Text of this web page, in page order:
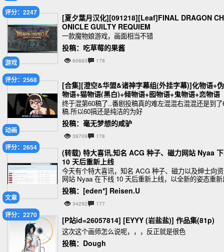
游戏
评分：2247
[夏夕葉月汉化][091218][Leaf]FINAL DRAGON
ONICLE GUILTY REQUIEM
一款魔物娘游戏，画面相当不错
投稿：吃草莓的果酱
60663 178
动画
评分：2568
[合集][澄空&华盟&诸神字幕组(外挂字幕)]化物语+伪
物语+猫物语(黑白)+倾物语+囮物语+鬼物语+恋物语
+花物语+凭物语+终物语+历物语[共87集][日语中字
080P][MKV]
终于混第60稿了..番剧投稿真的难左混混右混混还是到了
稿.所以60搞还是纯洁的为好
投稿：毫无梦想的咸驴
39709 178
文章
评分：2654
(转载) 特大喜讯,知名 ACG 种子、磁力网站 Nyaa
10 天后重新上线
今天有个特大喜讯，知名 ACG 种子、磁力以及绅士向
网站 Nyaa 在下线 10 天后重新上线，以全新的姿态重
现在众多绅士的面前，域名也有 Nyaa.se 变为了 Nyaa.s
i，同时表站和里
投稿：[eden*] Reisen.U
34292 177
评分：2270
[P站id=26057814] [EYYY (岩盐盐)] 作品集(81p)
这次这个画师怎么说呢，，，反正就是很色
投稿：Dough